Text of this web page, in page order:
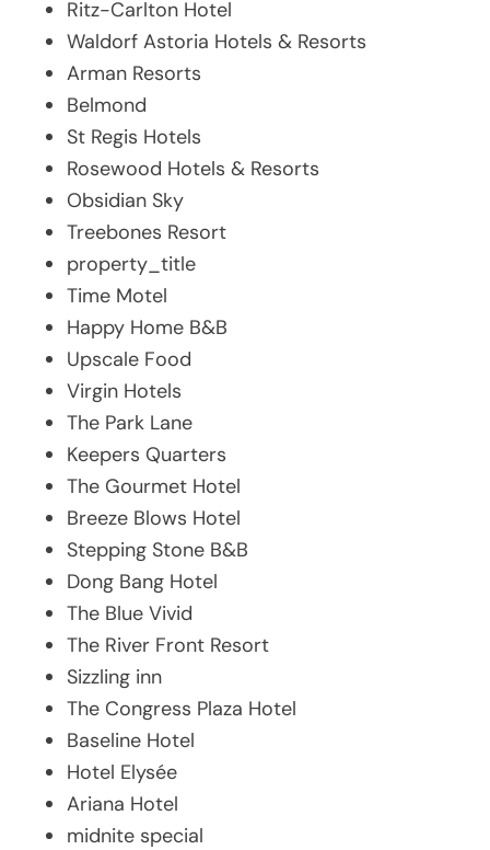
Ritz-Carlton Hotel
Waldorf Astoria Hotels & Resorts
Arman Resorts
Belmond
St Regis Hotels
Rosewood Hotels & Resorts
Obsidian Sky
Treebones Resort
property_title
Time Motel
Happy Home B&B
Upscale Food
Virgin Hotels
The Park Lane
Keepers Quarters
The Gourmet Hotel
Breeze Blows Hotel
Stepping Stone B&B
Dong Bang Hotel
The Blue Vivid
The River Front Resort
Sizzling inn
The Congress Plaza Hotel
Baseline Hotel
Hotel Elysée
Ariana Hotel
midnite special